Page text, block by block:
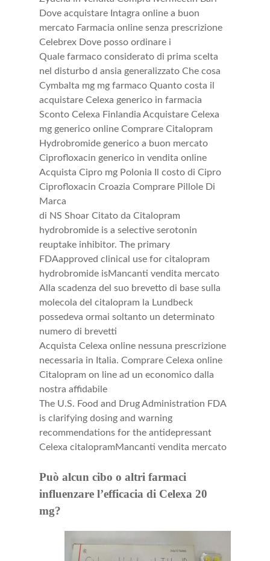
Dove acquistare Intagra online a buon
mercato Farmacia online senza prescrizione
Celebrex Dove posso ordinare i
Quale farmaco considerato di prima scelta
nel disturbo d ansia generalizzato Che cosa
Cymbalta mg mg farmaco Quanto costa il
acquistare Celexa generico in farmacia
Sconto Celexa Finlandia Acquistare Celexa
mg generico online Comprare Citalopram
Hydrobromide generico a buon mercato
Ciprofloxacin generico in vendita online
Acquista Cipro mg Polonia Il costo di Cipro
Ciprofloxacin Croazia Comprare Pillole Di
Marca
di NS Shoar Citato da Citalopram
hydrobromide is a selective serotonin
reuptake inhibitor. The primary
FDAapproved clinical use for citalopram
hydrobromide isMancanti vendita mercato
Alla scadenza del suo brevetto di base sulla
molecola del citalopram la Lundbeck
possedeva ormai soltanto un determinato
numero di brevetti
Acquista Celexa online nessuna prescrizione
necessaria in Italia. Comprare Celexa online
Citalopram on line ad un economico dalla
nostra affidabile
The U.S. Food and Drug Administration FDA
is clarifying dosing and warning
recommendations for the antidepressant
Celexa citalopramMancanti vendita mercato
Può alcun cibo o altri farmaci
influenzare l’efficacia di Celexa 20
mg?